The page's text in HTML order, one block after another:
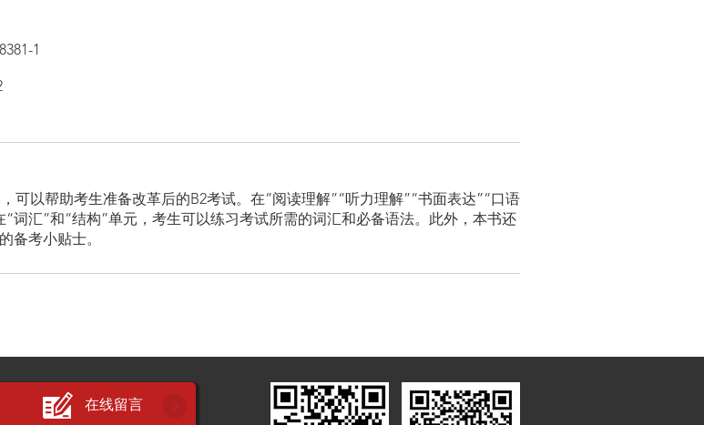
1
可以帮助考生准备改革后的B2考试。在“阅读理解”“听力理解”“书面表达”“口语
词汇”和“结构”单元，考生可以练习考试所需的词汇和必备语法。此外，本书还
备考小贴士。
在线留言